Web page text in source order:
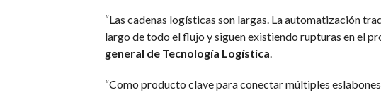
“Las cadenas logísticas son largas. La automatización
largo de todo el flujo y siguen existiendo rupturas en el
general de Tecnología Logística.
“Como producto clave para conectar múltiples